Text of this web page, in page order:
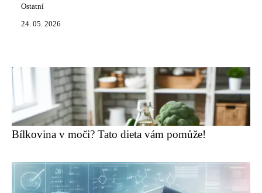
Ostatní
24. 05. 2026
Bílkovina v moči? Tato dieta vám pomůže!